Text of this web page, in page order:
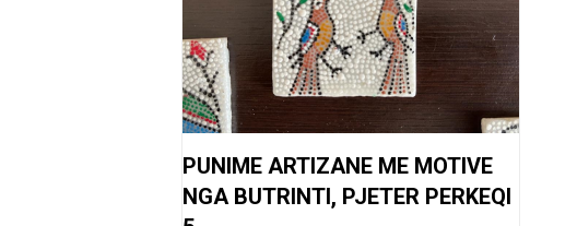
PUNIME ARTIZANE ME MOTIVE
NGA BUTRINTI, PJETER PERKEQI